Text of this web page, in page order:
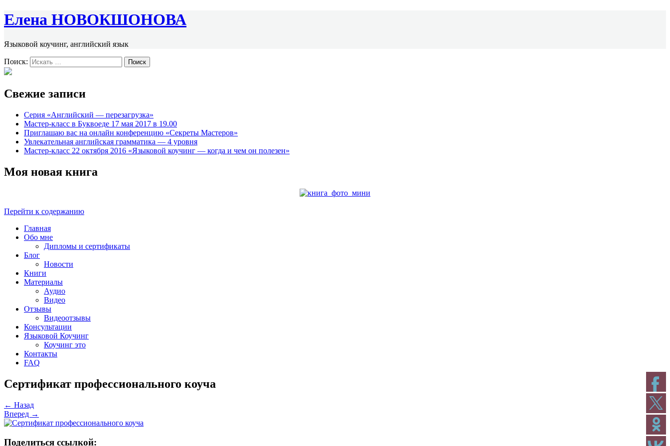
Елена НОВОКШОНОВА
Языковой коучинг, английский язык
Поиск:
Свежие записи
Серия «Английский — перезагрузка»
Мастер-класс в Буквоеде 17 мая 2017 в 19.00
Приглашаю вас на онлайн конференцию «Секреты Мастеров»
Увлекательная английская грамматика — 4 уровня
Мастер-класс 22 октября 2016 «Языковой коучинг — когда и чем он полезен»
Моя новая книга
Перейти к содержанию
Главная
Обо мне
Дипломы и сертификаты
Блог
Новости
Книги
Материалы
Аудио
Видео
Отзывы
Видеоотзывы
Консультации
Языковой Коучинг
Коучинг это
Контакты
FAQ
Сертификат профессионального коуча
← Назад
Вперед →
Поделиться ссылкой: